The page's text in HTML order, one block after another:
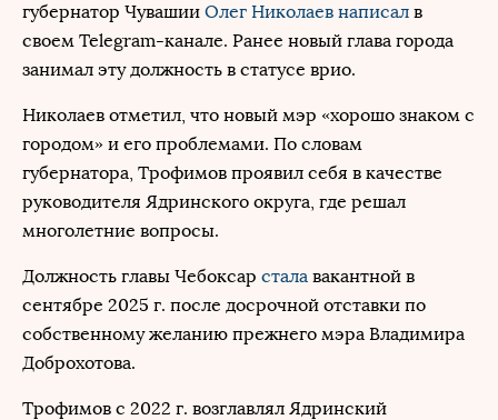
губернатор Чувашии Олег Николаев написал в
своем Telegram-канале. Ранее новый глава города
занимал эту должность в статусе врио.
Николаев отметил, что новый мэр «хорошо знаком с
городом» и его проблемами. По словам
губернатора, Трофимов проявил себя в качестве
руководителя Ядринского округа, где решал
многолетние вопросы.
Должность главы Чебоксар стала вакантной в
сентябре 2025 г. после досрочной отставки по
собственному желанию прежнего мэра Владимира
Доброхотова.
Трофимов с 2022 г. возглавлял Ядринский